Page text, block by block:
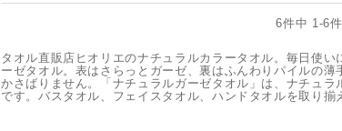
6件中 1-6
タオル直販店ヒオリエのナチュラルカラータオル。毎日使
ーゼタオル。表はさらっとガーゼ、裏はふんわりパイルの
かさばりません。「ナチュラルガーゼタオル」は、ナチュ
です。バスタオル、フェイスタオル、ハンドタオルを取り揃